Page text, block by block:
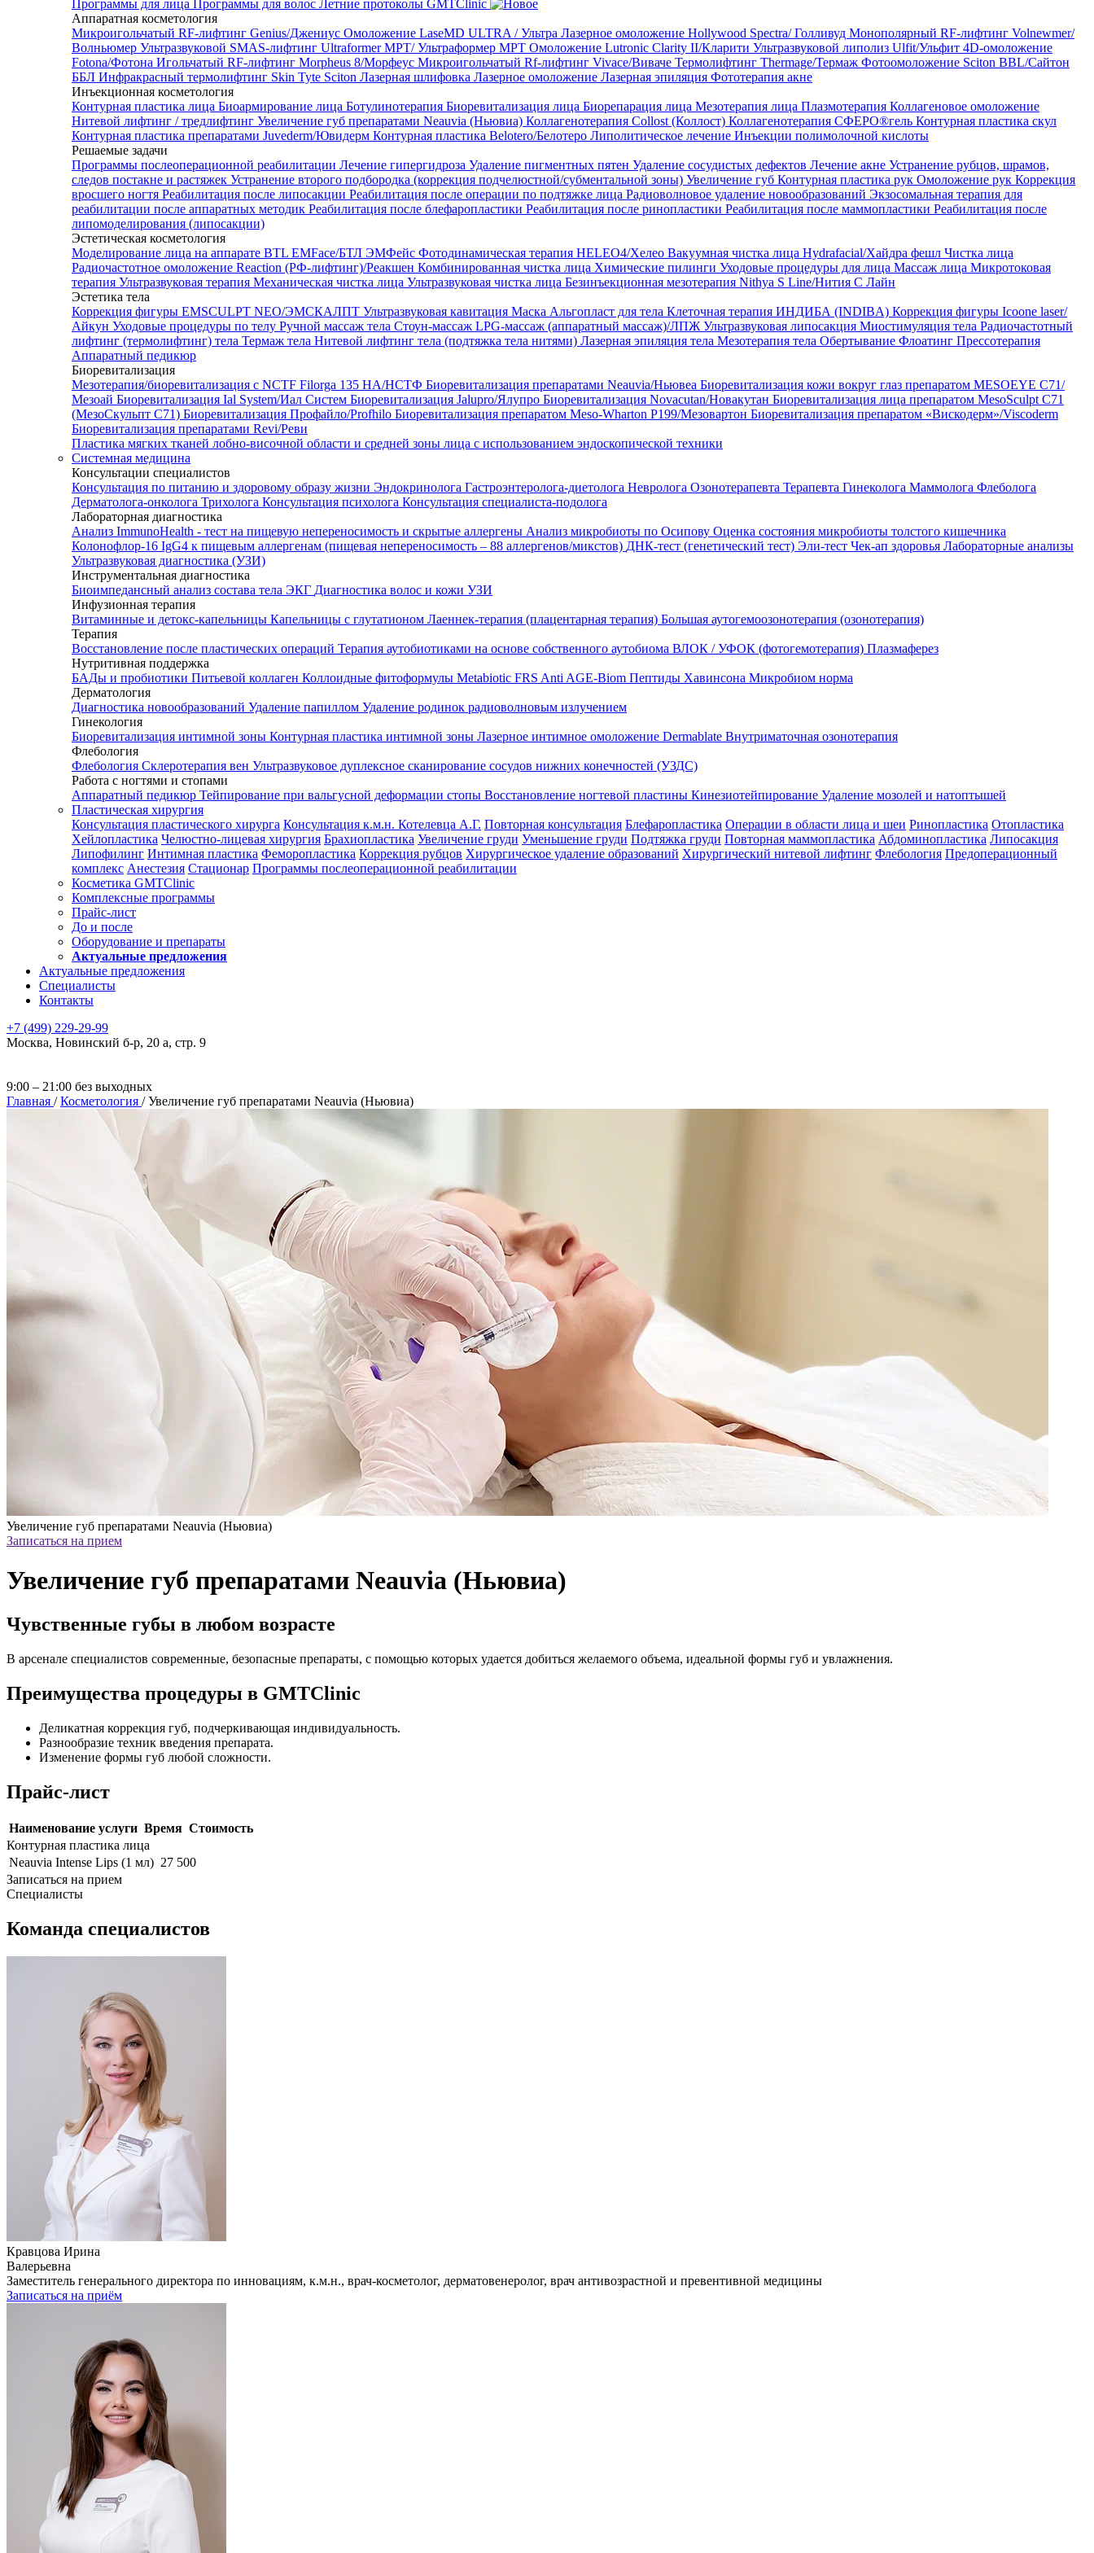
Программы для лица Программы для волос Летние протоколы GMTClinic
Аппаратная косметология
Микроигольчатый RF-лифтинг Genius/Джениус Омоложение LaseMD ULTRA / Ультра Лазерное омоложение Hollywood Spectra/ Голливуд Монополярный RF-лифтинг Volnewmer/
Волньюмер Ультразвуковой SMAS-лифтинг Ultraformer MPT/ Ультраформер MPT Омоложение Lutronic Clarity II/Кларити Ультразвуковой липолиз Ulfit/Ульфит 4D-омоложение
Fotona/Фотона Игольчатый RF-лифтинг Morpheus 8/Морфеус Микроигольчатый Rf-лифтинг Vivace/Виваче Термолифтинг Thermage/Термаж Фотоомоложение Sciton BBL/Сайтон
ББЛ Инфракрасный термолифтинг Skin Tyte Sciton Лазерная шлифовка Лазерное омоложение Лазерная эпиляция Фототерапия акне
Инъекционная косметология
Контурная пластика лица Биоармирование лица Ботулинотерапия Биоревитализация лица Биорепарация лица Мезотерапия лица Плазмотерапия Коллагеновое омоложение
Нитевой лифтинг / тредлифтинг Увеличение губ препаратами Neauvia (Ньювиа) Коллагенотерапия Collost (Коллост) Коллагенотерапия СФЕРО®гель Контурная пластика скул
Контурная пластика препаратами Juvederm/Ювидерм Контурная пластика Belotero/Белотеро Липолитическое лечение Инъекции полимолочной кислоты
Решаемые задачи
Программы послеоперационной реабилитации Лечение гипергидроза Удаление пигментных пятен Удаление сосудистых дефектов Лечение акне Устранение рубцов, шрамов,
следов постакне и растяжек Устранение второго подбородка (коррекция подчелюстной/субментальной зоны) Увеличение губ Контурная пластика рук Омоложение рук Коррекция
вросшего ногтя Реабилитация после липосакции Реабилитация после операции по подтяжке лица Радиоволновое удаление новообразований Экзосомальная терапия для
реабилитации после аппаратных методик Реабилитация после блефаропластики Реабилитация после ринопластики Реабилитация после маммопластики Реабилитация после
липомоделирования (липосакции)
Эстетическая косметология
Моделирование лица на аппарате BTL EMFace/БТЛ ЭМФейс Фотодинамическая терапия HELEO4/Хелео Вакуумная чистка лица Hydrafacial/Хайдра фешл Чистка лица
Радиочастотное омоложение Reaction (РФ-лифтинг)/Реакшен Комбинированная чистка лица Химические пилинги Уходовые процедуры для лица Массаж лица Микротоковая
терапия Ультразвуковая терапия Механическая чистка лица Ультразвуковая чистка лица Безинъекционная мезотерапия Nithya S Line/Нития С Лайн
Эстетика тела
Коррекция фигуры EMSCULPT NEO/ЭМСКАЛПТ Ультразвуковая кавитация Маска Альгопласт для тела Клеточная терапия ИНДИБА (INDIBA) Коррекция фигуры Icoone laser/
Айкун Уходовые процедуры по телу Ручной массаж тела Стоун-массаж LPG-массаж (аппаратный массаж)/ЛПЖ Ультразвуковая липосакция Миостимуляция тела Радиочастотный
лифтинг (термолифтинг) тела Термаж тела Нитевой лифтинг тела (подтяжка тела нитями) Лазерная эпиляция тела Мезотерапия тела Обертывание Флоатинг Прессотерапия
Аппаратный педикюр
Биоревитализация
Мезотерапия/биоревитализация с NCTF Filorga 135 HA/НСТФ Биоревитализация препаратами Neauvia/Ньювеа Биоревитализация кожи вокруг глаз препаратом MESOEYE C71/
Мезоай Биоревитализация Ial System/Иал Систем Биоревитализация Jalupro/Ялупро Биоревитализация Novacutan/Новакутан Биоревитализация лица препаратом MesoSculpt C71
(МезоСкульпт С71) Биоревитализация Профайло/Profhilo Биоревитализация препаратом Meso-Wharton P199/Мезовартон Биоревитализация препаратом «Вискодерм»/Viscoderm
Биоревитализация препаратами Revi/Реви
Пластика мягких тканей лобно-височной области и средней зоны лица с использованием эндоскопической техники
Системная медицина
Консультации специалистов
Консультация по питанию и здоровому образу жизни Эндокринолога Гастроэнтеролога-диетолога Невролога Озонотерапевта Терапевта Гинеколога Маммолога Флеболога
Дерматолога-онколога Трихолога Консультация психолога Консультация специалиста-подолога
Лабораторная диагностика
Анализ ImmunoHealth - тест на пищевую непереносимость и скрытые аллергены Анализ микробиоты по Осипову Оценка состояния микробиоты толстого кишечника
Колонофлор-16 IgG4 к пищевым аллергенам (пищевая непереносимость – 88 аллергенов/микстов) ДНК-тест (генетический тест) Эли-тест Чек-ап здоровья Лабораторные анализы
Ультразвуковая диагностика (УЗИ)
Инструментальная диагностика
Биоимпедансный анализ состава тела ЭКГ Диагностика волос и кожи УЗИ
Инфузионная терапия
Витаминные и детокс-капельницы Капельницы с глутатионом Лаеннек-терапия (плацентарная терапия) Большая аутогемоозонотерапия (озонотерапия)
Терапия
Восстановление после пластических операций Терапия аутобиотиками на основе собственного аутобиома ВЛОК / УФОК (фотогемотерапия) Плазмаферез
Нутритивная поддержка
БАДы и пробиотики Питьевой коллаген Коллоидные фитоформулы Metabiotic FRS Anti AGE-Biom Пептиды Хавинсона Микробиом норма
Дерматология
Диагностика новообразований Удаление папиллом Удаление родинок радиоволновым излучением
Гинекология
Биоревитализация интимной зоны Контурная пластика интимной зоны Лазерное интимное омоложение Dermablate Внутриматочная озонотерапия
Флебология
Флебология Склеротерапия вен Ультразвуковое дуплексное сканирование сосудов нижних конечностей (УЗДС)
Работа с ногтями и стопами
Аппаратный педикюр Тейпирование при вальгусной деформации стопы Восстановление ногтевой пластины Кинезиотейпирование Удаление мозолей и натоптышей
Пластическая хирургия
Консультация пластического хирурга Консультация к.м.н. Котелевца А.Г. Повторная консультация Блефаропластика Операции в области лица и шеи Ринопластика Отопластика
Хейлопластика Челюстно-лицевая хирургия Брахиопластика Увеличение груди Уменьшение груди Подтяжка груди Повторная маммопластика Абдоминопластика Липосакция
Липофилинг Интимная пластика Феморопластика Коррекция рубцов Хирургическое удаление образований Хирургический нитевой лифтинг Флебология Предоперационный
комплекс Анестезия Стационар Программы послеоперационной реабилитации
Косметика GMTClinic
Комплексные программы
Прайс-лист
До и после
Оборудование и препараты
Актуальные предложения
Актуальные предложения
Специалисты
Контакты
+7 (499) 229-29-99
Москва, Новинский б-р, 20 а, стр. 9
9:00 – 21:00 без выходных
Главная /Косметология /Увеличение губ препаратами Neauvia (Ньювиа)
Увеличение губ препаратами Neauvia (Ньювиа)
Записаться на прием
Увеличение губ препаратами Neauvia (Ньювиа)
Чувственные губы в любом возрасте
В арсенале специалистов современные, безопасные препараты, с помощью которых удается добиться желаемого объема, идеальной формы губ и увлажнения.
Преимущества процедуры в GMTClinic
Деликатная коррекция губ, подчеркивающая индивидуальность.
Разнообразие техник введения препарата.
Изменение формы губ любой сложности.
Прайс-лист
Наименование услуги Время Стоимость
Контурная пластика лица
Neauvia Intense Lips (1 мл) 27 500
Записаться на прием
Специалисты
Команда специалистов
Кравцова Ирина
Валерьевна
Заместитель генерального директора по инновациям, к.м.н., врач-косметолог, дерматовенеролог, врач антивозрастной и превентивной медицины
Записаться на приём